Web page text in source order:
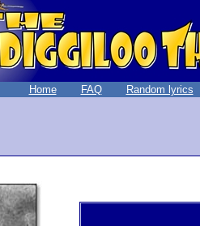
Home FAQ Random lyrics